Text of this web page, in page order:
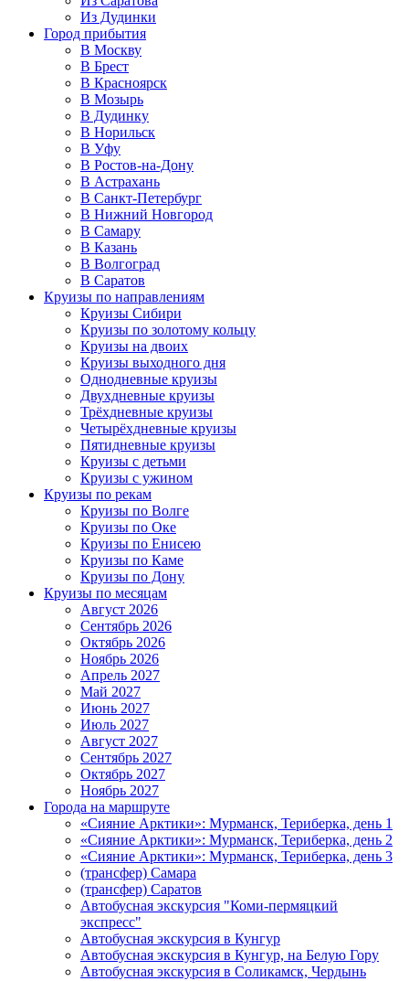
Из Дудинки
Город прибытия
В Москву
В Брест
В Красноярск
В Мозырь
В Дудинку
В Норильск
В Уфу
В Ростов-на-Дону
В Астрахань
В Санкт-Петербург
В Нижний Новгород
В Самару
В Казань
В Волгоград
В Саратов
Круизы по направлениям
Круизы Сибири
Круизы по золотому кольцу
Круизы на двоих
Круизы выходного дня
Однодневные круизы
Двухдневные круизы
Трёхдневные круизы
Четырёхдневные круизы
Пятидневные круизы
Круизы с детьми
Круизы с ужином
Круизы по рекам
Круизы по Волге
Круизы по Оке
Круизы по Енисею
Круизы по Каме
Круизы по Дону
Круизы по месяцам
Август 2026
Сентябрь 2026
Октябрь 2026
Ноябрь 2026
Апрель 2027
Май 2027
Июнь 2027
Июль 2027
Август 2027
Сентябрь 2027
Октябрь 2027
Ноябрь 2027
Города на маршруте
«Сияние Арктики»: Мурманск, Териберка, день 1
«Сияние Арктики»: Мурманск, Териберка, день 2
«Сияние Арктики»: Мурманск, Териберка, день 3
(трансфер) Самара
(трансфер) Саратов
Автобусная экскурсия "Коми-пермяцкий
экспресс"
Автобусная экскурсия в Кунгур
Автобусная экскурсия в Кунгур, на Белую Гору
Автобусная экскурсия в Соликамск, Чердынь